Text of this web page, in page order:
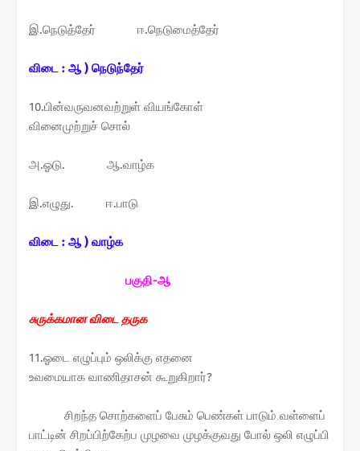
இ.நெடுத்தேர் ஈ.நெடுமைத்தேர்
விடை : ஆ ) நெடுந்தேர்
10.பின்வருவனவற்றுள் வியங்கோள்
வினைமுற்றுச் சொல்
அ.ஓடு. ஆ.வாழ்க
இ.எழுது. ஈ.பாடு
விடை : ஆ ) வாழ்க
பகுதி-ஆ
சுருக்கமான விடை தருக
11.ஓடை எழுப்பும் ஒலிக்கு எதனை
உவமையாக வாணிதாசன் கூறுகிறார்?
சிறந்த சொற்களைப் பேசும் பெண்கள் பாடும் வள்ளைப்
பாட்டின் சிறப்பிற்கேற்ப முழவை முழக்குவது போல் ஒலி எழுப்பி